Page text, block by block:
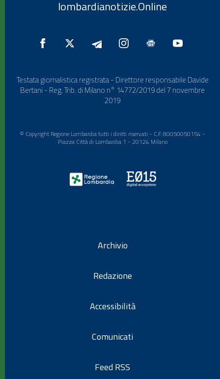
lombardianotizie.Online
Testata giornalistica registrata - Direttore responsabile Davide
Bertani - Reg. Trib. di Milano n° 14772/2019 del 7 novembre
2019
© Copyright Regione Lombardia tutti i diritti riservati - C.F. 80050050154 -
Piazza Città di Lombardia 1 - 20124 Milano
Archivio
Redazione
Accessibilità
Comunicati
Feed RSS